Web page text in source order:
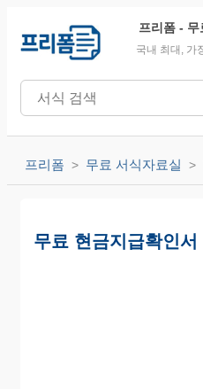
프리폼 - 무
국내 최대, 가
프리폼 무료 서식자료실
무료 현금지급확인서